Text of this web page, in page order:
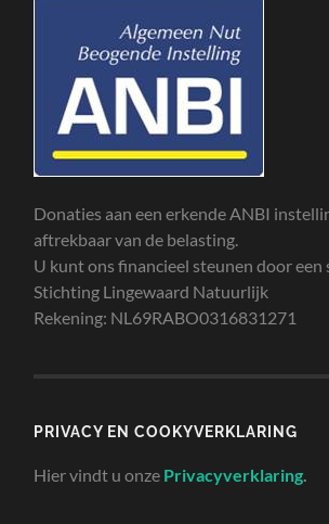
Donaties aan een erkende ANBI
aftrekbaar van de belasting.
U kunt ons financieel steunen door een
Stichting Lingewaard Natuurlijk
Rekening: NL69RABO0316831271
PRIVACY EN COOKYVERKLARING
Hier vindt u onze Privacyverklaring.